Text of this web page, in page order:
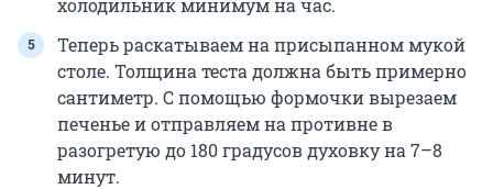
Теперь раскатываем на присыпанном мукой
столе. Толщина теста должна быть примерно
сантиметр. С помощью формочки вырезаем
печенье и отправляем на противне в
разогретую до 180 градусов духовку на 7–8
минут.